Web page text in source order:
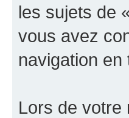
les sujets de
vous avez
navigation en
Lors de votre